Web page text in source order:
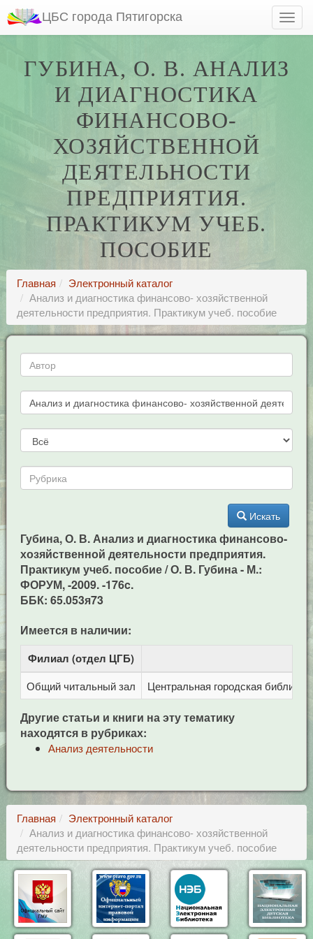
ЦБС города Пятигорска
ГУБИНА, О. В. АНАЛИЗ
И ДИАГНОСТИКА
ФИНАНСОВО-
ХОЗЯЙСТВЕННОЙ
ДЕЯТЕЛЬНОСТИ
ПРЕДПРИЯТИЯ.
ПРАКТИКУМ УЧЕБ.
ПОСОБИЕ
Главная
Электронный каталог
Анализ и диагностика финансово- хозяйственной
деятельности предприятия. Практикум учеб. пособие
Искать
Губина, О. В. Анализ и диагностика финансово-
хозяйственной деятельности предприятия.
Практикум учеб. пособие / О. В. Губина - М.:
ФОРУМ, -2009. -176c.
ББК: 65.053я73
Имеется в наличии:
Филиал (отдел ЦГБ)
Общий читальный зал Центральная городская
Другие статьи и книги на эту тематику
находятся в рубриках:
Анализ деятельности
Главная
Электронный каталог
Анализ и диагностика финансово- хозяйственной
деятельности предприятия. Практикум учеб. пособие